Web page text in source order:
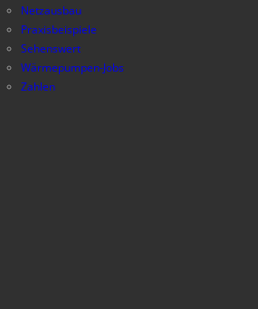
Netzausbau
Praxisbeispiele
Sehenswert
Wärmepumpen-Jobs
Zahlen